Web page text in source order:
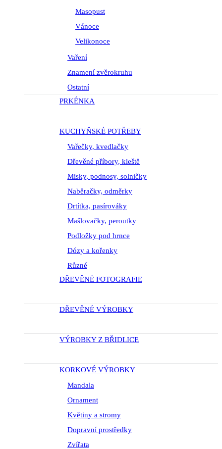
Masopust
Vánoce
Velikonoce
Vaření
Znamení zvěrokruhu
Ostatní
PRKÉNKA
KUCHYŇSKÉ POTŘEBY
Vařečky, kvedlačky
Dřevěné příbory, kleště
Misky, podnosy, solničky
Naběračky, odměrky
Drtítka, pasírováky
Mašlovačky, peroutky
Podložky pod hrnce
Dózy a kořenky
Různé
DŘEVĚNÉ FOTOGRAFIE
DŘEVĚNÉ VÝROBKY
VÝROBKY Z BŘIDLICE
KORKOVÉ VÝROBKY
Mandala
Ornament
Květiny a stromy
Dopravní prostředky
Zvířata